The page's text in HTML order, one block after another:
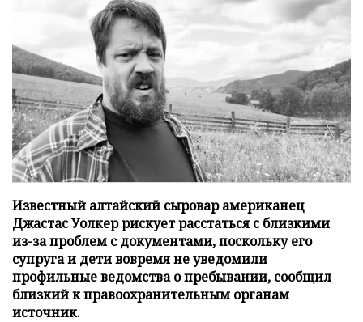
Известный алтайский сыровар американец
Джастас Уолкер рискует расстаться с близкими
из-за проблем с документами, поскольку его
супруга и дети вовремя не уведомили
профильные ведомства о пребывании, сообщил
близкий к правоохранительным органам
источник.